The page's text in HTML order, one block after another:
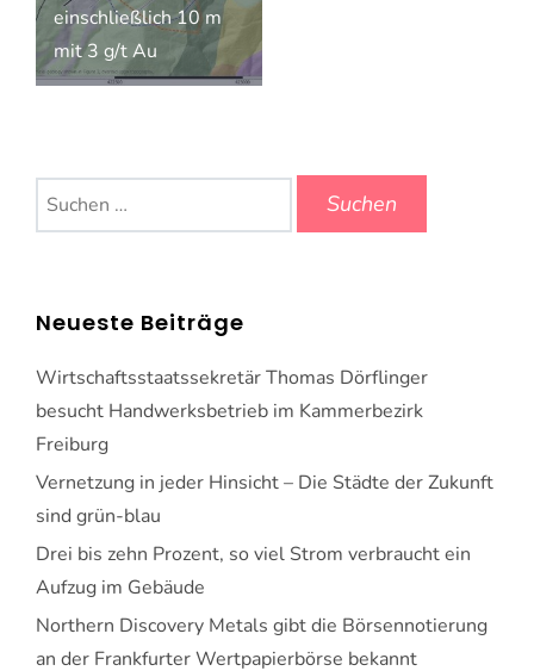
einschließlich 10 m
mit 3 g/t Au
Suchen
nach:
Neueste Beiträge
Wirtschaftsstaatssekretär Thomas Dörflinger
besucht Handwerksbetrieb im Kammerbezirk
Freiburg
Vernetzung in jeder Hinsicht – Die Städte der Zukunft
sind grün-blau
Drei bis zehn Prozent, so viel Strom verbraucht ein
Aufzug im Gebäude
Northern Discovery Metals gibt die Börsennotierung
an der Frankfurter Wertpapierbörse bekannt